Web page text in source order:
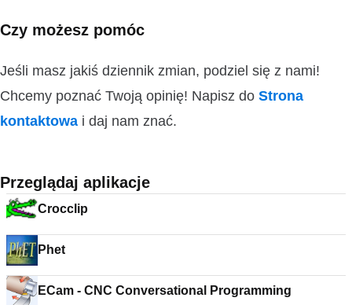
Czy możesz pomóc
Jeśli masz jakiś dziennik zmian, podziel się z nami!
Chcemy poznać Twoją opinię! Napisz do Strona
kontaktowa i daj nam znać.
Przeglądaj aplikacje
Crocclip
Phet
ECam - CNC Conversational Programming